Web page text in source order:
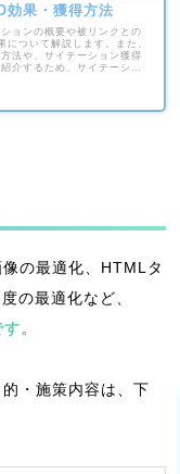
効果・獲得方法
ョンの概要や被リンクとの
について解説します。また、
法や、サイテーション獲得
介するため、サイテーショ
の最適化、HTMLタ
の最適化など、
。
・施策内容は、下